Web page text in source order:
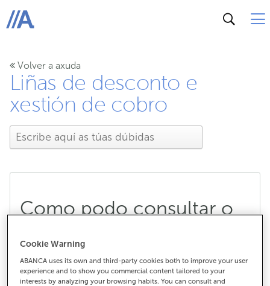
ABANCA
Volver a axuda
Liñas de desconto e
xestión de cobro
Como podo consultar o
estado da miña liña de
desconto?
Cookie Warning
ABANCA uses its own and third-party cookies both to improve your user
experience and to show you commercial content tailored to your
interests by analyzing your browsing habits. You can consult and